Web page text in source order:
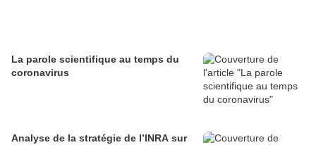
La parole scientifique au temps du
coronavirus
Analyse de la stratégie de l’INRA sur